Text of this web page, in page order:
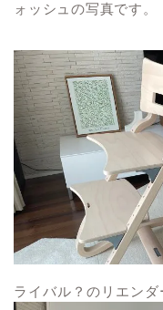
ォッシュの写真です。
ライバル？のリエン